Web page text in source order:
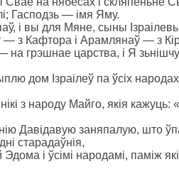
Гасподзь — імя Яму.
і вы для Мяне, сыны
— з Кафтора і Арамлянаў — з
грэшнае царства, і Я
дом Ізраілеў па ўсіх
з народу Майго, якія кажуць:
Давідавую заняпалую, што
старадаўнія,
і ўсімі народамі, паміж